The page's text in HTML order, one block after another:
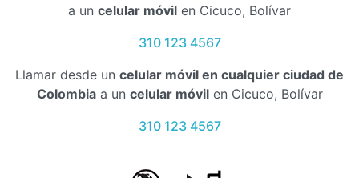
a un celular móvil en Cicuco, Bolívar
310 123 4567
Llamar desde un celular móvil en cualquier ciudad de
Colombiaa un celular móvilen Cicuco, Bolívar
310 123 4567